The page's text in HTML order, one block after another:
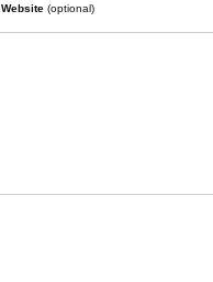
Website (optional)